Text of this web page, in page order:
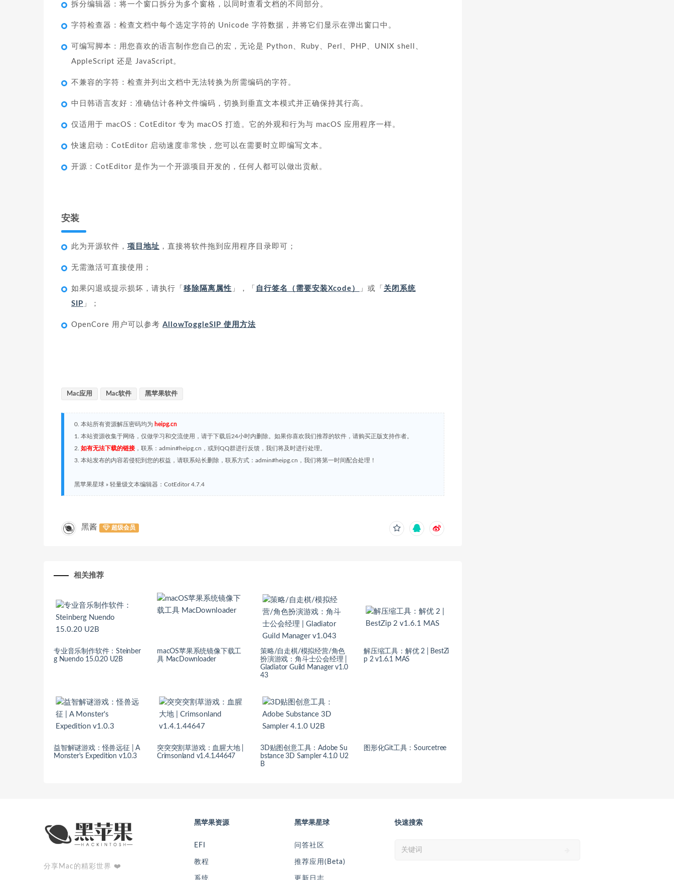
拆分编辑器：将一个窗口拆分为多个窗格，以同时查看文档的不同部分。
字符检查器：检查文档中每个选定字符的 Unicode 字符数据，并将它们显示在弹出窗口中。
可编写脚本：用您喜欢的语言制作您自己的宏，无论是 Python、Ruby、Perl、PHP、UNIX shell、
AppleScript 还是 JavaScript。
不兼容的字符：检查并列出文档中无法转换为所需编码的字符。
中日韩语言友好：准确估计各种文件编码，切换到垂直文本模式并正确保持其行高。
仅适用于 macOS：CotEditor 专为 macOS 打造。它的外观和行为与 macOS 应用程序一样。
快速启动：CotEditor 启动速度非常快，您可以在需要时立即编写文本。
开源：CotEditor 是作为一个开源项目开发的，任何人都可以做出贡献。
安装
此为开源软件， 项目地址 ，直接将软件拖到应用程序目录即可；
无需激活可直接使用；
如果闪退或提示损坏，请执行「 移除隔离属性 」，「 自行签名（需要安装Xcode） 」或「 关闭系统
SIP 」；
OpenCore 用户可以参考 AllowToggleSIP 使用方法
Mac应用 Mac软件 黑苹果软件
0. 本站所有资源解压密码均为 heipg.cn
1. 本站资源收集于网络，仅做学习和交流使用，请于下载后24小时内删除。如果你喜欢我们推荐的软件，请购买正版支持作者。
2. 如有无法下载的链接，联系：admin#heipg.cn，或到QQ群进行反馈，我们将及时进行处理。
3. 本站发布的内容若侵犯到您的权益，请联系站长删除，联系方式：admin#heipg.cn，我们将第一时间配合处理！
黑苹果星球 » 轻量级文本编辑器：CotEditor 4.7.4
黑酱 超级会员
相关推荐
专业音乐制作软件：Steinber
g Nuendo 15.0.20 U2B
macOS苹果系统镜像下载工
具 MacDownloader
策略/自走棋/模拟经营/角色
扮演游戏：角斗士公会经理 |
Gladiator Guild Manager v1.0
43
解压缩工具：解优 2 | BestZi
p 2 v1.6.1 MAS
益智解谜游戏：怪兽远征 | A
Monster's Expedition v1.0.3
突突突割草游戏：血腥大地 |
Crimsonland v1.4.1.44647
3D贴图创意工具：Adobe Su
bstance 3D Sampler 4.1.0 U2
B
图形化Git工具：Sourcetree
分享Mac的精彩世界 ❤️
黑苹果资源
EFI
教程
系统
黑苹果星球
问答社区
推荐应用(Beta)
更新日志
快速搜索